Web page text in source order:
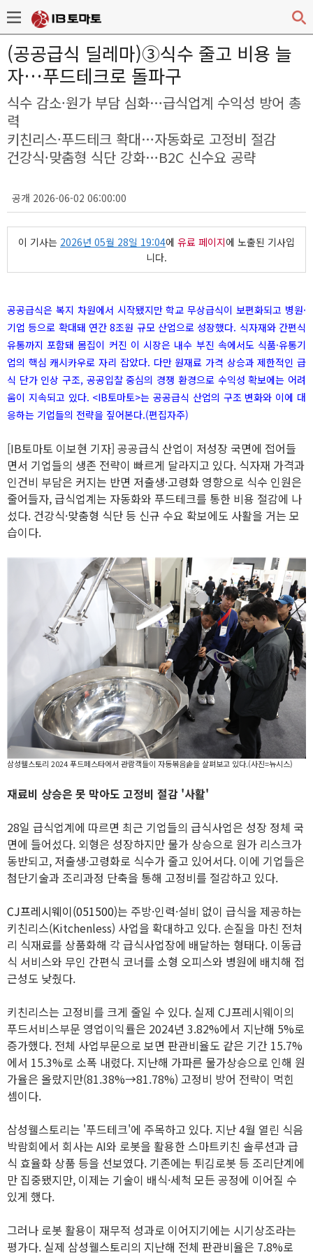
(공공급식 딜레마)③식수 줄고 비용 늘
자…푸드테크로 돌파구
식수 감소·원가 부담 심화…급식업계 수익성 방어 총
력
키친리스·푸드테크 확대…자동화로 고정비 절감
건강식·맞춤형 식단 강화…B2C 신수요 공략
공개 2026-06-02 06:00:00
이 기사는 2026년 05월 28일 19:04에 유료 페이지에 노출된 기사입
니다.
공공급식은 복지 차원에서 시작됐지만 학교 무상급식이 보편화되고 병원·
기업 등으로 확대돼 연간 8조원 규모 산업으로 성장했다. 식자재와 간편식
유통까지 포함돼 몸집이 커진 이 시장은 내수 부진 속에서도 식품·유통기
업의 핵심 캐시카우로 자리 잡았다. 다만 원재료 가격 상승과 제한적인 급
식 단가 인상 구조, 공공입찰 중심의 경쟁 환경으로 수익성 확보에는 어려
움이 지속되고 있다. <IB토마토>는 공공급식 산업의 구조 변화와 이에 대
응하는 기업들의 전략을 짚어본다.(편집자주)
[IB토마토 이보현 기자] 공공급식 산업이 저성장 국면에 접어들
면서 기업들의 생존 전략이 빠르게 달라지고 있다. 식자재 가격과
인건비 부담은 커지는 반면 저출생·고령화 영향으로 식수 인원은
줄어들자, 급식업계는 자동화와 푸드테크를 통한 비용 절감에 나
섰다. 건강식·맞춤형 식단 등 신규 수요 확보에도 사활을 거는 모
습이다.
삼성웰스토리 2024 푸드페스타에서 관람객들이 자동볶음솥을 살펴보고 있다.(사진=뉴시스)
재료비 상승은 못 막아도 고정비 절감 '사활'
28일 급식업계에 따르면 최근 기업들의 급식사업은 성장 정체 국
면에 들어섰다. 외형은 성장하지만 물가 상승으로 원가 리스크가
동반되고, 저출생·고령화로 식수가 줄고 있어서다. 이에 기업들은
첨단기술과 조리과정 단축을 통해 고정비를 절감하고 있다.
CJ프레시웨이(051500)는 주방·인력·설비 없이 급식을 제공하는
키친리스(Kitchenless) 사업을 확대하고 있다. 손질을 마친 전처
리 식재료를 상품화해 각 급식사업장에 배달하는 형태다. 이동급
식 서비스와 무인 간편식 코너를 소형 오피스와 병원에 배치해 접
근성도 낮췄다.
키친리스는 고정비를 크게 줄일 수 있다. 실제 CJ프레시웨이의
푸드서비스부문 영업이익률은 2024년 3.82%에서 지난해 5%로
증가했다. 전체 사업부문으로 보면 판관비율도 같은 기간 15.7%
에서 15.3%로 소폭 내렸다. 지난해 가파른 물가상승으로 인해 원
가율은 올랐지만(81.38%→81.78%) 고정비 방어 전략이 먹힌
셈이다.
삼성웰스토리는 '푸드테크'에 주목하고 있다. 지난 4월 열린 식음
박람회에서 회사는 AI와 로봇을 활용한 스마트키친 솔루션과 급
식 효율화 상품 등을 선보였다. 기존에는 튀김로봇 등 조리단계에
만 집중됐지만, 이제는 기술이 배식·세척 모든 공정에 이어질 수
있게 했다.
그러나 로봇 활용이 재무적 성과로 이어지기에는 시기상조라는
평가다. 실제 삼성웰스토리의 지난해 전체 판관비율은 7.8%로